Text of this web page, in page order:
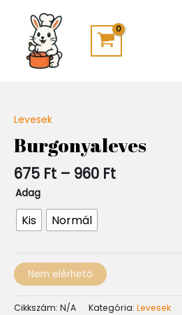
content
Levesek
Burgonyaleves
675 Ft – 960 Ft
-
960 Ft
Adag
Kis Normál
Nem elérhető
Cikkszám: N/A Kategória: Levesek